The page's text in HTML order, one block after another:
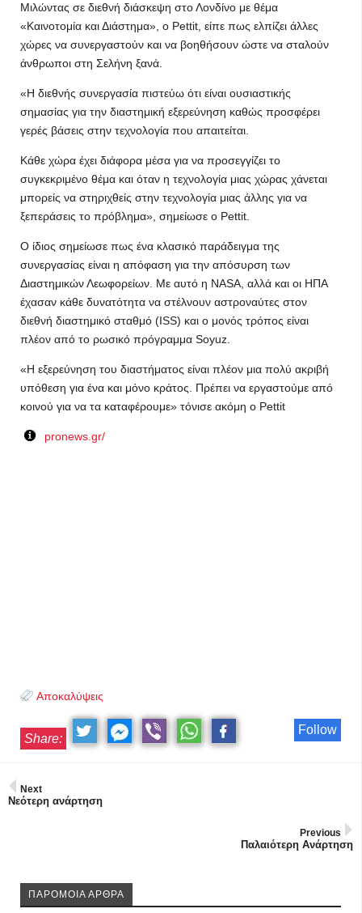
Μιλώντας σε διεθνή διάσκεψη στο Λονδίνο με θέμα
«Καινοτομία και Διάστημα», ο Pettit, είπε πως ελπίζει άλλες
χώρες να συνεργαστούν και να βοηθήσουν ώστε να σταλούν
άνθρωποι στη Σελήνη ξανά.
«Η διεθνής συνεργασία πιστεύω ότι είναι ουσιαστικής
σημασίας για την διαστημική εξερεύνηση καθώς προσφέρει
γερές βάσεις στην τεχνολογία που απαιτείται.
Κάθε χώρα έχει διάφορα μέσα για να προσεγγίζει το
συγκεκριμένο θέμα και όταν η τεχνολογία μιας χώρας χάνεται
μπορείς να στηριχθείς στην τεχνολογία μιας άλλης για να
ξεπεράσεις το πρόβλημα», σημείωσε ο Pettit.
Ο ίδιος σημείωσε πως ένα κλασικό παράδειγμα της
συνεργασίας είναι η απόφαση για την απόσυρση των
Διαστημικών Λεωφορείων. Με αυτό η NASA, αλλά και οι ΗΠΑ
έχασαν κάθε δυνατότητα να στέλνουν αστροναύτες στον
διεθνή διαστημικό σταθμό (ISS) και ο μονός τρόπος είναι
πλέον από το ρωσικό πρόγραμμα Soyuz.
«Η εξερεύνηση του διαστήματος είναι πλέον μια πολύ ακριβή
υπόθεση για ένα και μόνο κράτος. Πρέπει να εργαστούμε από
κοινού για να τα καταφέρουμε» τόνισε ακόμη ο Pettit
pronews.gr/
Αποκαλύψεις
Follow
Share:
Next
Νεότερη ανάρτηση
Previous
Παλαιότερη Ανάρτηση
ΠΑΡΟΜΟΙΑ ΑΡΘΡΑ